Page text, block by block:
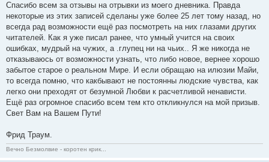
Спасибо всем за отзывы на отрывки из моего дневника. Правда
некоторые из этих записей сделаны уже более 25 лет тому назад, но
всегда рад возможности ещё раз посмотреть на них глазами других
читателей. Как я уже писал ранее, что умный учится на своих
ошибках, мудрый на чужих, а .глупец ни на чьих.. Я же никогда не
отказываюсь от возможности узнать, что либо новое, вернее хорошо
забытое старое о реальном Мире. И если обращаю на илюзии Майи,
то всегда помню, что какбывают не постоянны людские чувства, как
легко они преходят от безумной Любви к расчетливой ненависти.
Ещё раз огромное спасибо всем тем кто откликнулся на мой призыв.
Свет Вам на Вашем Пути!
Фрид Траум.
Вечно Безмолвие - коротен крик...